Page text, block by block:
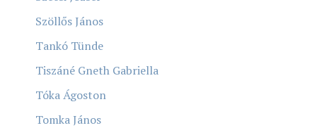
Szöllős János
Tankó Tünde
Tiszáné Gneth Gabriella
Tóka Ágoston
Tomka János